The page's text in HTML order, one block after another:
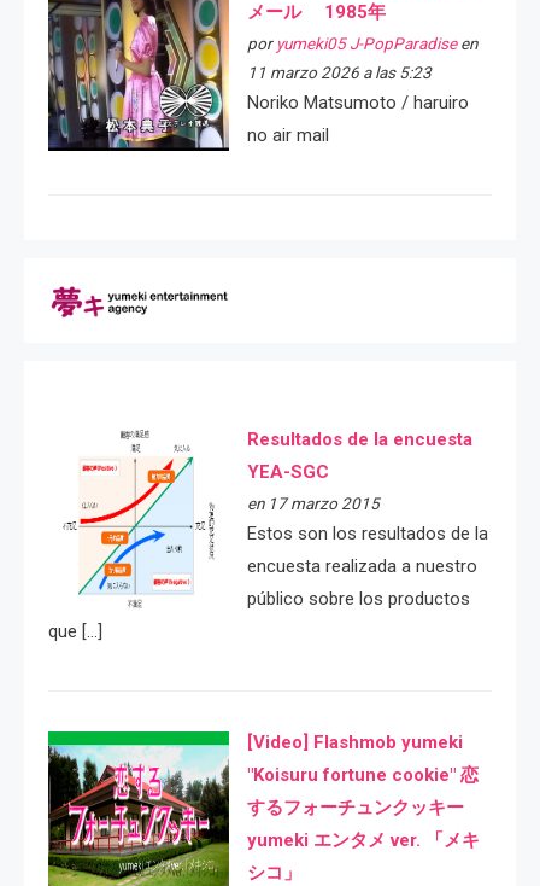
メール 1985年
por yumeki05 J-PopParadiseen
11 marzo 2026 a las 5:23
Noriko Matsumoto / haruiro
no air mail
Resultados de la encuesta
YEA-SGC
en 17 marzo 2015
Estos son los resultados de la
encuesta realizada a nuestro
público sobre los productos
que […]
[Video] Flashmob yumeki
"Koisuru fortune cookie" 恋
するフォーチュンクッキー
yumeki エンタメ ver. 「メキ
シコ」